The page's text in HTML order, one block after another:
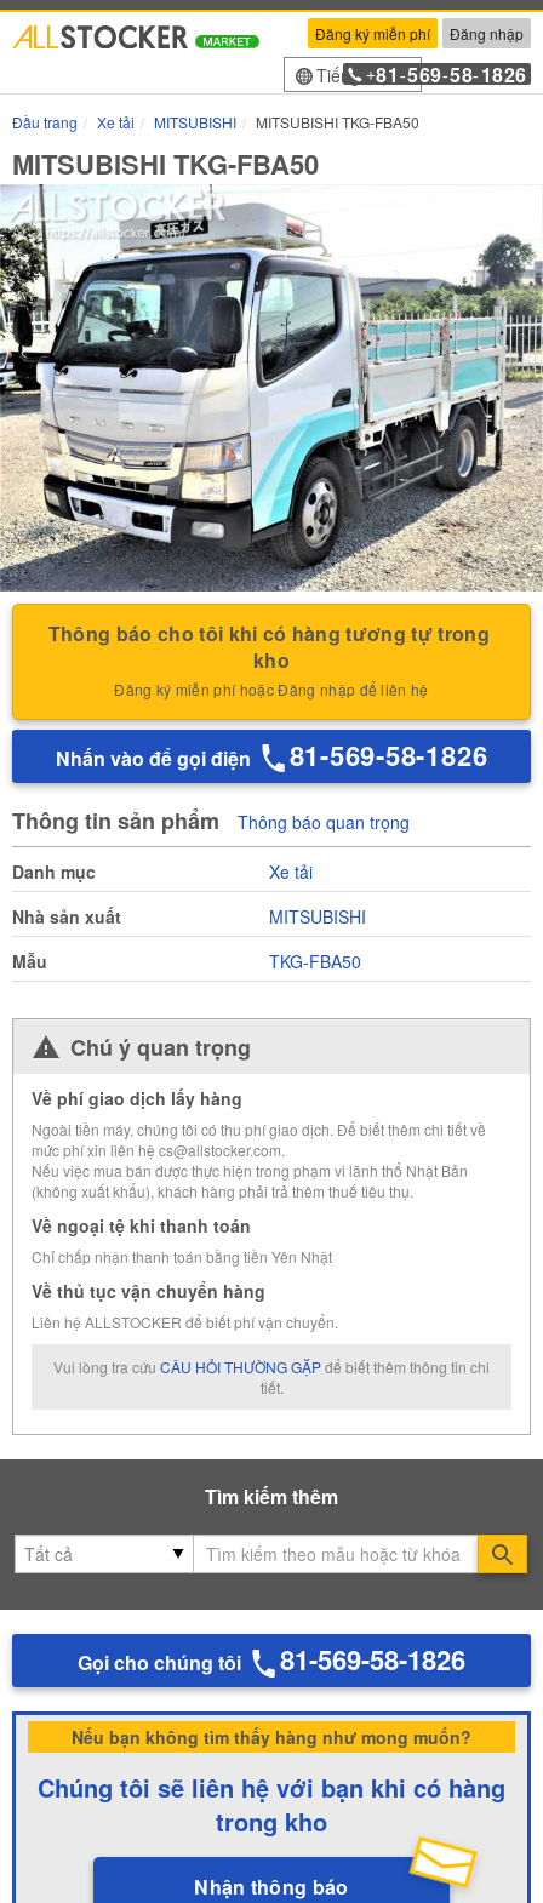
Đăng ký miễn phí Đăng nhập
Tiếng Việt
+81 -569-58-1826
Đầu trang Xe tải MITSUBISHI MITSUBISHI TKG-FBA50
MITSUBISHI TKG-FBA50
Thông báo cho tôi khi có hàng tương tự trong
kho
Đăng ký miễn phí hoặc Đăng nhập để liên hệ
Nhấn vào để gọi điện 81-569-58-1826
Thông tin sản phẩm Thông báo quan trọng
Danh mục
Xe tải
Nhà sản xuất
MITSUBISHI
Mẫu
TKG-FBA50
Chú ý quan trọng
Về phí giao dịch lấy hàng
Ngoài tiền máy, chúng tôi có thu phí giao dịch. Để biết thêm chi tiết về
mức phí xin liên hệ cs@allstocker.com.
Nếu việc mua bán được thực hiện trong phạm vi lãnh thổ Nhật Bản
(không xuất khẩu), khách hàng phải trả thêm thuế tiêu thụ.
Về ngoại tệ khi thanh toán
Chỉ chấp nhận thanh toán bằng tiền Yên Nhật
Về thủ tục vận chuyển hàng
Liên hệ ALLSTOCKER để biết phí vận chuyển.
Vui lòng tra cứu CÂU HỎI THƯỜNG GẶPđể biết thêm thông tin chi
tiết.
Tìm kiếm thêm
Gọi cho chúng tôi 81-569-58-1826
Nếu bạn không tìm thấy hàng như mong muốn?
Chúng tôi sẽ liên hệ với bạn khi có hàng
trong kho
Nhận thông báo